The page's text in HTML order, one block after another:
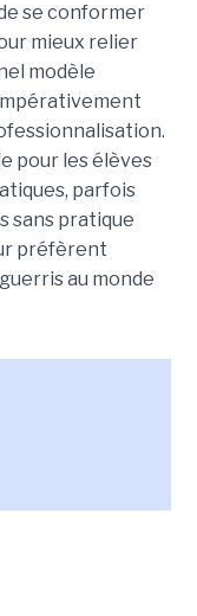
se conformer
mieux relier
modèle
pour les élèves
parfois
sans pratique
préfèrent
au monde